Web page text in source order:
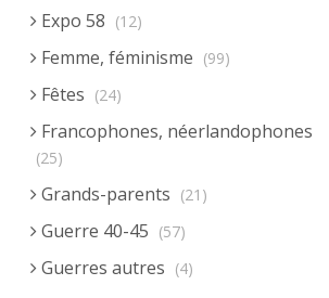
Expo 58 (12)
Femme, féminisme (99)
Fêtes (24)
Francophones, néerlandophones
(25)
Grands-parents (21)
Guerre 40-45 (57)
Guerres autres (4)